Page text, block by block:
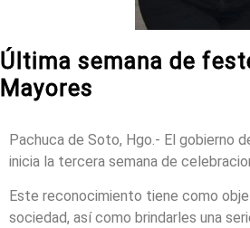
Última semana de
Mayores
Pachuca de Soto, Hgo.- El gobierno
inicia la tercera semana de
Este reconocimiento tiene como
sociedad, así como brindarles una